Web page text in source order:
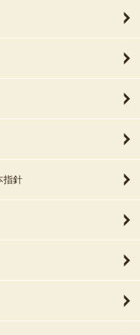
指針